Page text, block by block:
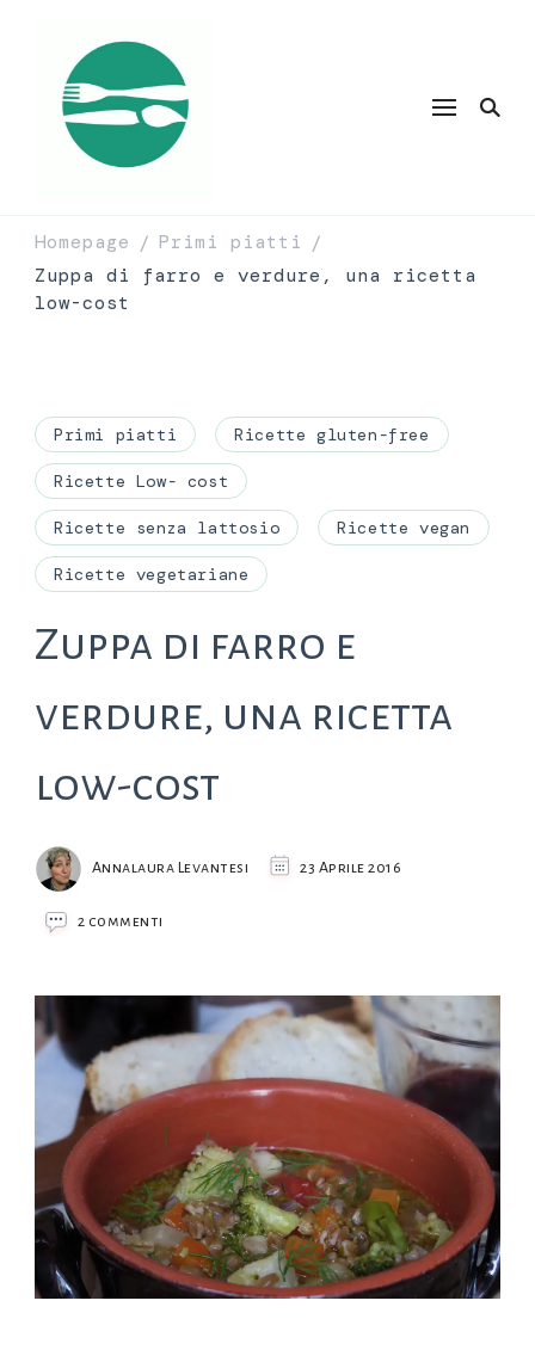
Homepage / Primi piatti /
Zuppa di farro e verdure, una ricetta
low-cost
Primi piatti Ricette gluten-free
Ricette Low- cost
Ricette senza lattosio Ricette vegan
Ricette vegetariane
Zuppa di farro e
verdure, una ricetta
low-cost
Annalaura Levantesi 23 Aprile 2016
2 commenti
farro
verdure,
ricetta
low-
cost